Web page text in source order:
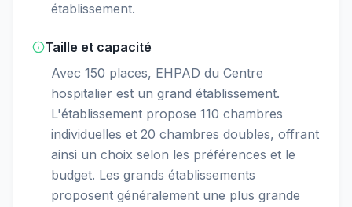
établissement.
Taille et capacité
Avec 150 places, EHPAD du Centre
hospitalier est un grand établissement.
L'établissement propose 110 chambres
individuelles et 20 chambres doubles, offrant
ainsi un choix selon les préférences et le
budget. Les grands établissements
proposent généralement une plus grande